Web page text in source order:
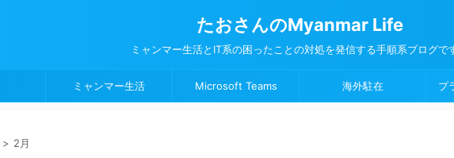
たおさんのMyanmar Life
ミャンマー生活とIT系の困ったことの対処を発信する手順系ブログで
ミャンマー生活 Microsoft Teams 海外駐在 プ
> 2月